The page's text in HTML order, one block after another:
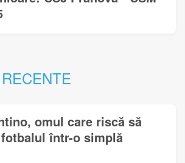
omul care riscă să
într-o simplă